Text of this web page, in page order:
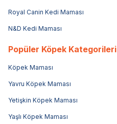
Royal Canin Kedi Maması
N&D Kedi Maması
Popüler Köpek Kategorileri
Köpek Maması
Yavru Köpek Maması
Yetişkin Köpek Maması
Yaşlı Köpek Maması